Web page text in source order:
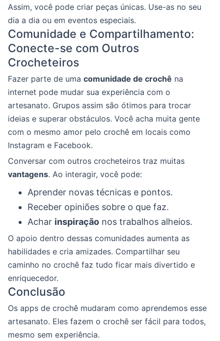
Assim, você pode criar peças únicas. Use-as no seu
dia a dia ou em eventos especiais.
Comunidade e Compartilhamento:
Conecte-se com Outros
Crocheteiros
Fazer parte de uma comunidade de crochê na
internet pode mudar sua experiência com o
artesanato. Grupos assim são ótimos para trocar
ideias e superar obstáculos. Você acha muita gente
com o mesmo amor pelo crochê em locais como
Instagram e Facebook.
Conversar com outros crocheteiros traz muitas
vantagens. Ao interagir, você pode:
Aprender novas técnicas e pontos.
Receber opiniões sobre o que faz.
Achar inspiração nos trabalhos alheios.
O apoio dentro dessas comunidades aumenta as
habilidades e cria amizades. Compartilhar seu
caminho no crochê faz tudo ficar mais divertido e
enriquecedor.
Conclusão
Os apps de crochê mudaram como aprendemos esse
artesanato. Eles fazem o crochê ser fácil para todos,
mesmo sem experiência.